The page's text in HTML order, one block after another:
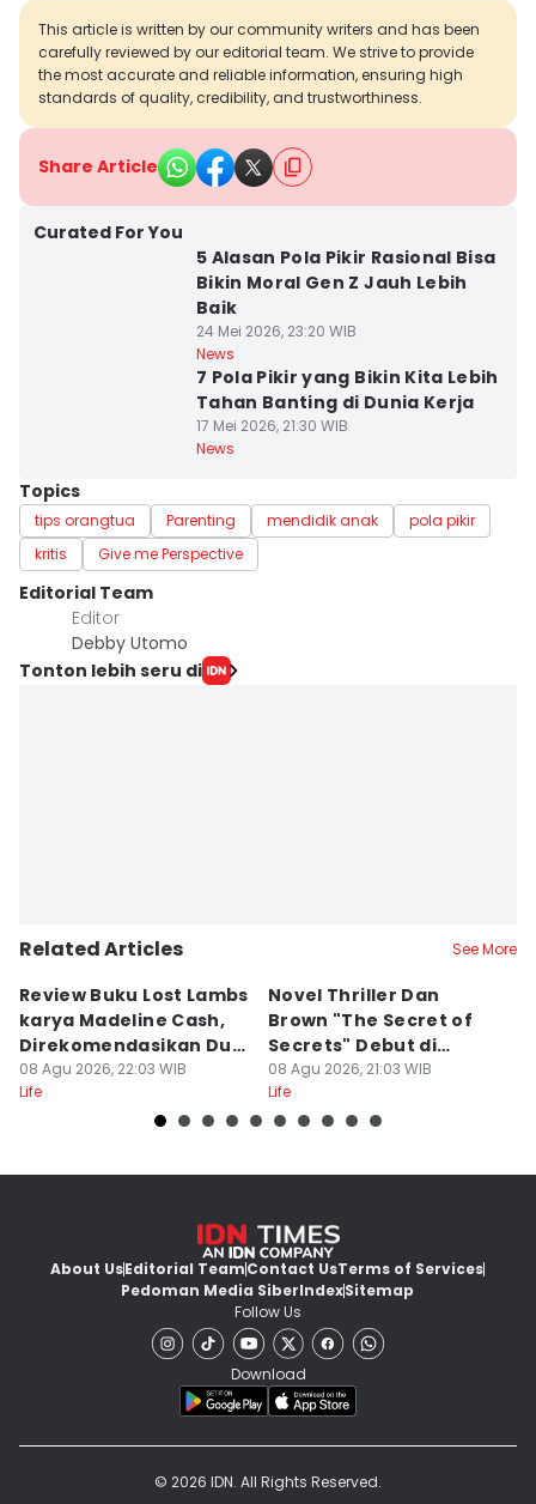
This article is written by our community writers and has been
carefully reviewed by our editorial team. We strive to provide
the most accurate and reliable information, ensuring high
standards of quality, credibility, and trustworthiness.
Share Article
Curated For You
5 Alasan Pola Pikir Rasional Bisa
Bikin Moral Gen Z Jauh Lebih
Baik
24 Mei 2026, 23:20 WIB
News
7 Pola Pikir yang Bikin Kita Lebih
Tahan Banting di Dunia Kerja
17 Mei 2026, 21:30 WIB
News
Topics
tips orangtua Parenting mendidik anak
pola pikir
kritis
Give me Perspective
Editorial Team
Editor
Debby Utomo
Tonton lebih seru di
Related Articles See More
Review Buku Lost Lambs
karya Madeline Cash,
Direkomendasikan Dua
Lipa
08 Agu 2026, 22:03 WIB
Life
Novel Thriller Dan
Brown "The Secret of
Secrets" Debut di
Netflix
08 Agu 2026, 21:03 WIB
Life
About UsEditorial TeamContact UsTerms of Services
Pedoman Media SiberIndexSitemap
Follow Us
Download
© 2026 IDN. All Rights Reserved.